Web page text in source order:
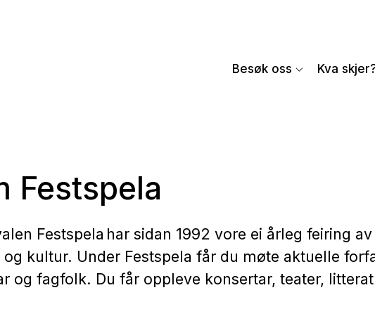
Besøk oss Kva
Festspela
Festspela har sidan 1992 vore ei årleg feiring
og kultur. Under Festspela får du møte aktuelle
og fagfolk. Du får oppleve konsertar, teater,